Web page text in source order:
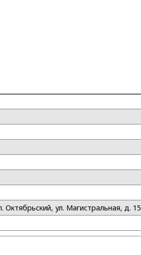
Октябрьский, ул. Магистральная, д. 15